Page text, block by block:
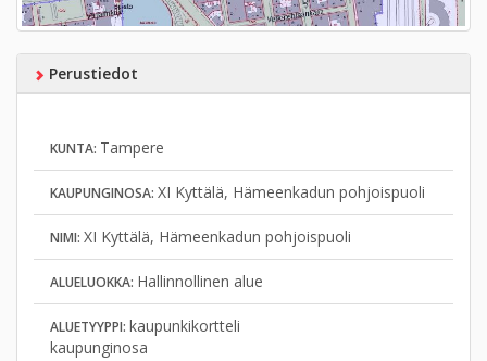
Perustiedot
KUNTA: Tampere
KAUPUNGINOSA: XI Kyttälä, Hämeenkadun pohjoispuoli
NIMI: XI Kyttälä, Hämeenkadun pohjoispuoli
ALUELUOKKA: Hallinnollinen alue
ALUETYYPPI: kaupunkikortteli
kaupunginosa